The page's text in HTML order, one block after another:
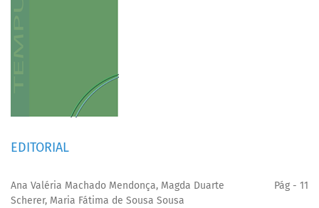
EDITORIAL
Ana Valéria Machado Mendonça, Magda Duarte
Scherer, Maria Fátima de Sousa Sousa
Pág - 11